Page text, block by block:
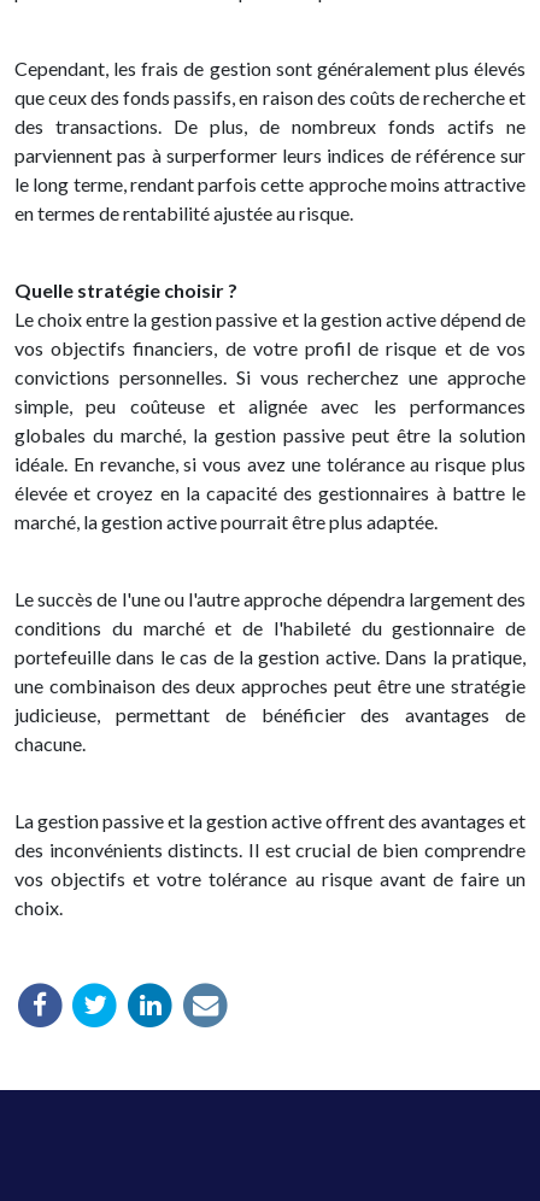
Cependant, les frais de gestion sont généralement plus élevés
que ceux des fonds passifs, en raison des coûts de recherche et
des transactions. De plus, de nombreux fonds actifs ne
parviennent pas à surperformer leurs indices de référence sur
le long terme, rendant parfois cette approche moins attractive
en termes de rentabilité ajustée au risque.
Quelle stratégie choisir ?
Le choix entre la gestion passive et la gestion active dépend de
vos objectifs financiers, de votre profil de risque et de vos
convictions personnelles. Si vous recherchez une approche
simple, peu coûteuse et alignée avec les performances
globales du marché, la gestion passive peut être la solution
idéale. En revanche, si vous avez une tolérance au risque plus
élevée et croyez en la capacité des gestionnaires à battre le
marché, la gestion active pourrait être plus adaptée.
Le succès de l'une ou l'autre approche dépendra largement des
conditions du marché et de l'habileté du gestionnaire de
portefeuille dans le cas de la gestion active. Dans la pratique,
une combinaison des deux approches peut être une stratégie
judicieuse, permettant de bénéficier des avantages de
chacune.
La gestion passive et la gestion active offrent des avantages et
des inconvénients distincts. Il est crucial de bien comprendre
vos objectifs et votre tolérance au risque avant de faire un
choix.